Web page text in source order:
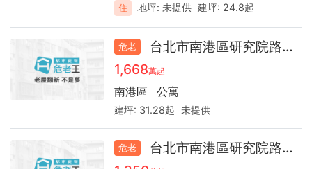
住 地坪:未提供 建坪: 24.8起
危老
台北市南港區研究院路二段公寓41.8
1,668萬起
南港區 公寓
建坪: 31.28起 未提供
危老
台北市南港區研究院路二段公寓52.9